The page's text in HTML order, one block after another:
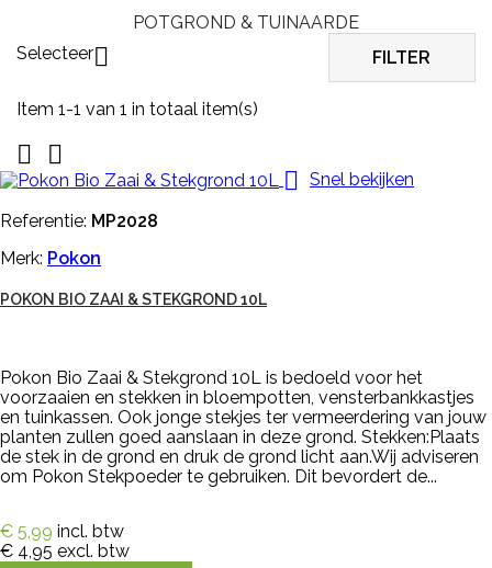
POTGROND & TUINAARDE
Selecteer FILTER
Item 1-1 van 1 in totaal item(s)


 Snel bekijken
Referentie: MP2028
Merk: Pokon
POKON BIO ZAAI & STEKGROND 10L
Pokon Bio Zaai & Stekgrond 10L is bedoeld voor het
voorzaaien en stekken in bloempotten, vensterbankkastjes
en tuinkassen. Ook jonge stekjes ter vermeerdering van jouw
planten zullen goed aanslaan in deze grond. Stekken:Plaats
de stek in de grond en druk de grond licht aan.Wij adviseren
om Pokon Stekpoeder te gebruiken. Dit bevordert de...
€ 5,99 incl. btw
€ 4,95 excl. btw